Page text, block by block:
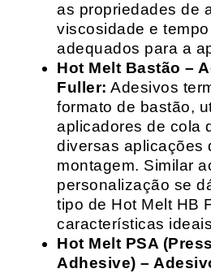
as propriedades de
viscosidade e
adequados para a
Hot Melt Bastão –
Fuller: Adesivos
formato de bastão,
aplicadores de cola
diversas aplicações
montagem. Similar
personalização se
tipo de Hot Melt HB
características
Hot Melt PSA
Adhesive) –